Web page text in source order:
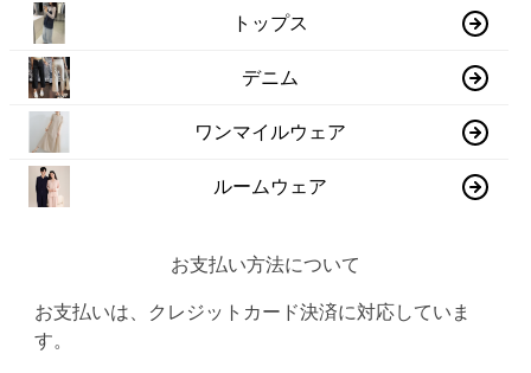
トップス
デニム
ワンマイルウェア
ルームウェア
お支払い方法について
お支払いは、クレジットカード決済に対応していま
す。